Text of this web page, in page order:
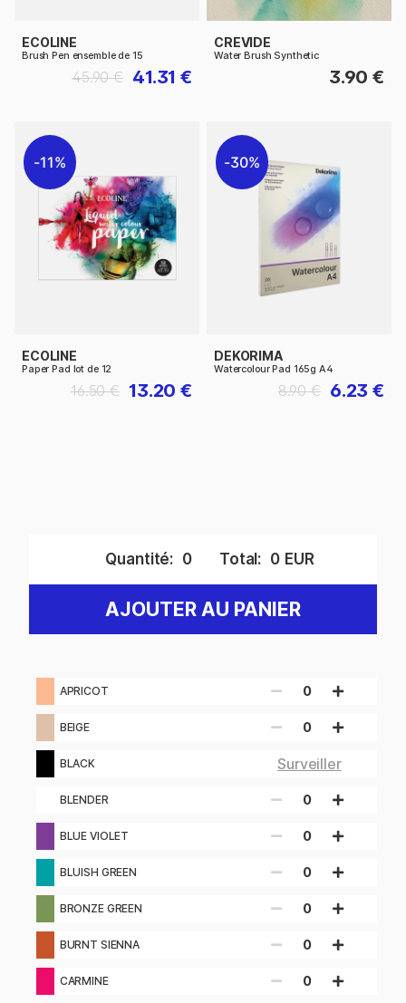
ECOLINE
Brush Pen ensemble de 15
41.31 €
45.90 €
CREVIDE
Water Brush Synthetic
3.90 €
11%
ECOLINE
Paper Pad lot de 12
13.20 €
16.50 €
30%
DEKORIMA
Watercolour Pad 165g A4
6.23 €
8.90 €
Quantité: 0 Total: 0 EUR
AJOUTER AU PANIER
APRICOT 0
BEIGE 0
BLACK Surveiller
BLENDER 0
BLUE VIOLET 0
BLUISH GREEN 0
BRONZE GREEN 0
BURNT SIENNA 0
CARMINE 0